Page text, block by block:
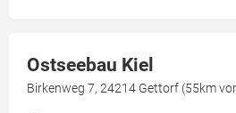
Ostseebau Kiel
Birkenweg 7, 24214 Gettorf (55km